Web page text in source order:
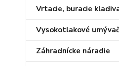
Vrtacie, buracie
Vysokotlakové
Záhradnícke náradie